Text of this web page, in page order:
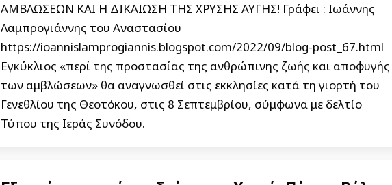
ΑΜΒΛΩΣΕΩΝ ΚΑΙ Η ΔΙΚΑΙΩΣΗ ΤΗΣ ΧΡΥΣΗΣ ΑΥΓΗΣ! Γράφει : Ιωάννης
Λαμπρογιάννης του Αναστασίου
https://ioannislamprogiannis.blogspot.com/2022/09/blog-post_67.html
Εγκύκλιος «περί της προστασίας της ανθρώπινης ζωής και αποφυγής
των αμβλώσεων» θα αναγνωσθεί στις εκκλησίες κατά τη γιορτή του
Γενεθλίου της Θεοτόκου, στις 8 Σεπτεμβρίου, σύμφωνα με δελτίο
Τύπου της Ιεράς Συνόδου.